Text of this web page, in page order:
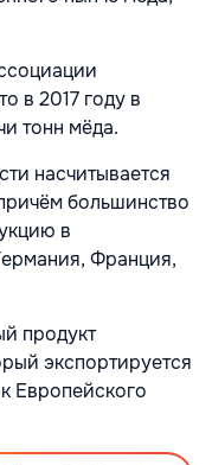
в 2017 году в
тонн мёда.
насчитывается
большинство
в
Франция,
продукт
экспортируется
Европейского